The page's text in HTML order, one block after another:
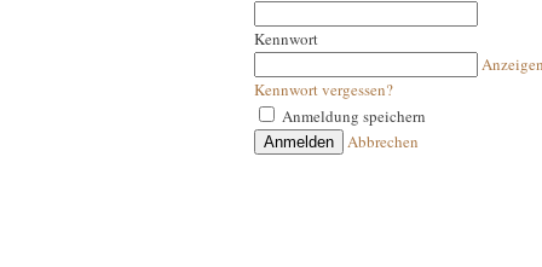
Kennwort
Kennwort vergessen?
Anmeldung speichern
Anmelden Abbrechen